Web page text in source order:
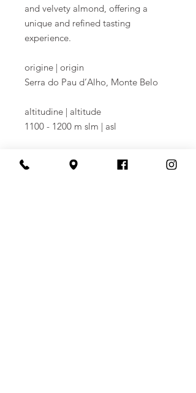
and velvety almond, offering a
unique and refined tasting
experience.
origine | origin
Serra do Pau d’Alho, Monte Belo
altitudine | altitude
1100 - 1200 m slm | asl
Bourbon, Catuaí, Mundo Novo,